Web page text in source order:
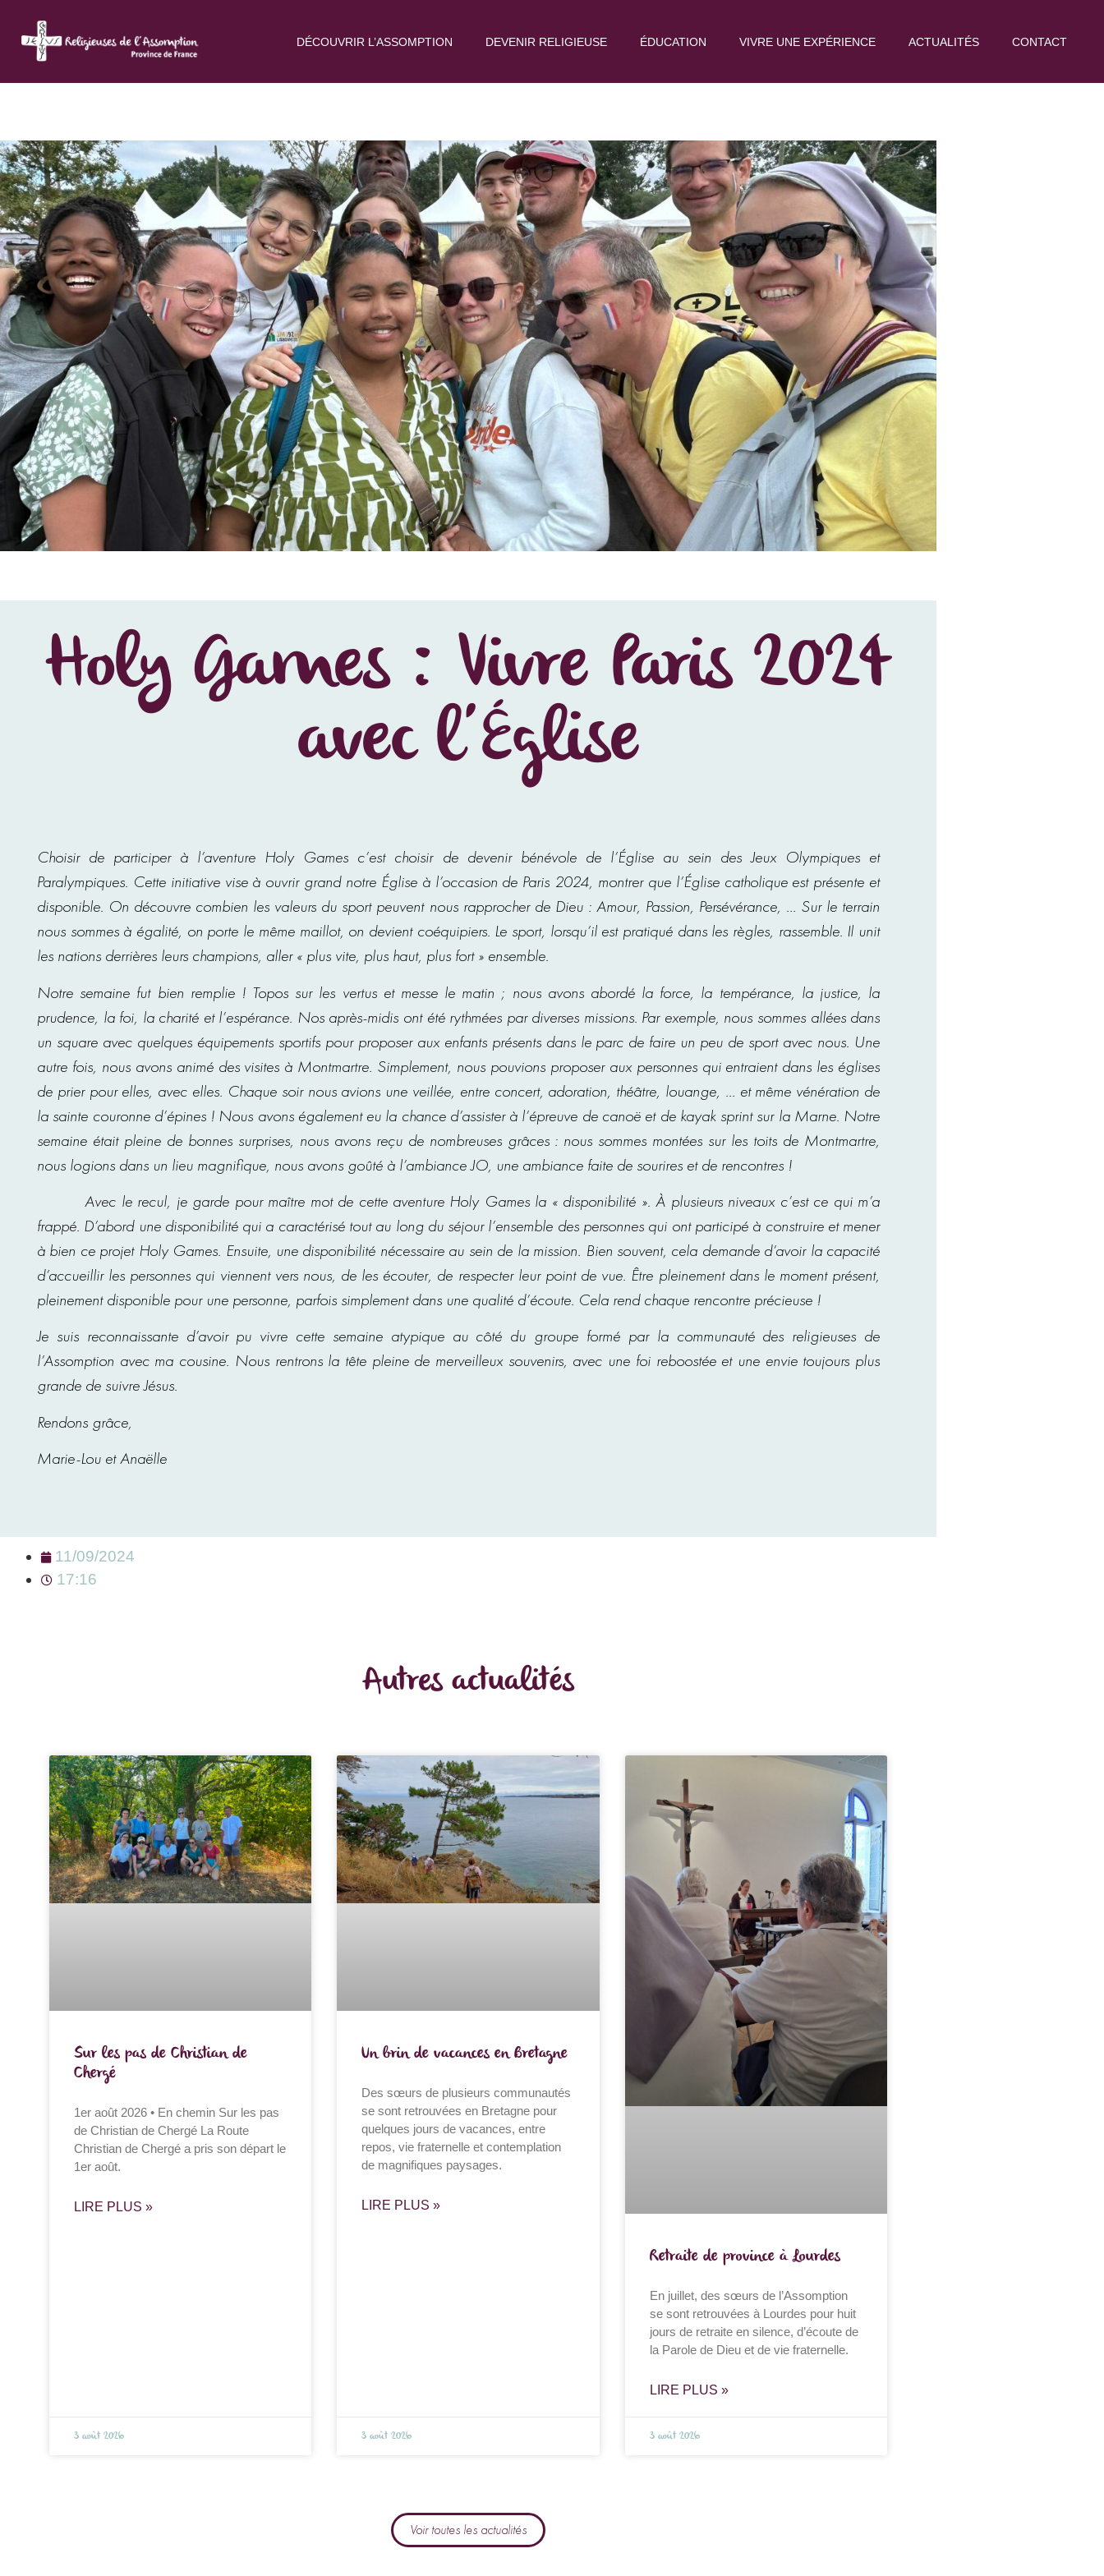
DÉCOUVRIR L’ASSOMPTION DEVENIR RELIGIEUSE ÉDUCATION VIVRE UNE EXPÉRIENCE ACTUALITÉS CONTACT
Holy Games : Vivre Paris 2024
avec l’Église
Choisir de participer à l’aventure Holy Games c’est choisir de devenir bénévole de l’Église au sein des Jeux Olympiques et
Paralympiques. Cette initiative vise à ouvrir grand notre Église à l’occasion de Paris 2024, montrer que l’Église catholique est présente et
disponible. On découvre combien les valeurs du sport peuvent nous rapprocher de Dieu : Amour, Passion, Persévérance, … Sur le terrain
nous sommes à égalité, on porte le même maillot, on devient coéquipiers. Le sport, lorsqu’il est pratiqué dans les règles, rassemble. Il unit
les nations derrières leurs champions, aller « plus vite, plus haut, plus fort » ensemble.
Notre semaine fut bien remplie ! Topos sur les vertus et messe le matin ; nous avons abordé la force, la tempérance, la justice, la
prudence, la foi, la charité et l’espérance. Nos après-midis ont été rythmées par diverses missions. Par exemple, nous sommes allées dans
un square avec quelques équipements sportifs pour proposer aux enfants présents dans le parc de faire un peu de sport avec nous. Une
autre fois, nous avons animé des visites à Montmartre. Simplement, nous pouvions proposer aux personnes qui entraient dans les églises
de prier pour elles, avec elles. Chaque soir nous avions une veillée, entre concert, adoration, théâtre, louange, … et même vénération de
la sainte couronne d’épines ! Nous avons également eu la chance d’assister à l’épreuve de canoë et de kayak sprint sur la Marne. Notre
semaine était pleine de bonnes surprises, nous avons reçu de nombreuses grâces : nous sommes montées sur les toits de Montmartre,
nous logions dans un lieu magnifique, nous avons goûté à l’ambiance JO, une ambiance faite de sourires et de rencontres !
Avec le recul, je garde pour maître mot de cette aventure Holy Games la « disponibilité ». À plusieurs niveaux c’est ce qui m’a
frappé. D’abord une disponibilité qui a caractérisé tout au long du séjour l’ensemble des personnes qui ont participé à construire et mener
à bien ce projet Holy Games. Ensuite, une disponibilité nécessaire au sein de la mission. Bien souvent, cela demande d’avoir la capacité
d’accueillir les personnes qui viennent vers nous, de les écouter, de respecter leur point de vue. Être pleinement dans le moment présent,
pleinement disponible pour une personne, parfois simplement dans une qualité d’écoute. Cela rend chaque rencontre précieuse !
Je suis reconnaissante d’avoir pu vivre cette semaine atypique au côté du groupe formé par la communauté des religieuses de
l’Assomption avec ma cousine. Nous rentrons la tête pleine de merveilleux souvenirs, avec une foi reboostée et une envie toujours plus
grande de suivre Jésus.
Rendons grâce,
Marie-Lou et Anaëlle
11/09/2024
17:16
Autres actualités
Sur les pas de Christian de
Chergé
1er août 2026 • En chemin Sur les pas
de Christian de Chergé La Route
Christian de Chergé a pris son départ le
1er août.
LIRE PLUS »
3 août 2026
Un brin de vacances en Bretagne
Des sœurs de plusieurs communautés
se sont retrouvées en Bretagne pour
quelques jours de vacances, entre
repos, vie fraternelle et contemplation
de magnifiques paysages.
LIRE PLUS »
3 août 2026
Retraite de province à Lourdes
En juillet, des sœurs de l’Assomption
se sont retrouvées à Lourdes pour huit
jours de retraite en silence, d’écoute de
la Parole de Dieu et de vie fraternelle.
LIRE PLUS »
3 août 2026
Voir toutes les actualités